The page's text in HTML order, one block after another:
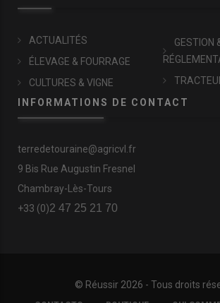
ACTUALITÉS
ÉLEVAGE & FOURRAGE
CULTURES & VIGNE
GESTION
INFORMATIONS DE CONTACT
terredetouraine@agricvl.fr
9 Bis Rue Augustin Fresnel
Chambray-Lès-Tours
+33 (0)2 47 25 21 70
© Réussir 2026 - Tous droits
FOOTER